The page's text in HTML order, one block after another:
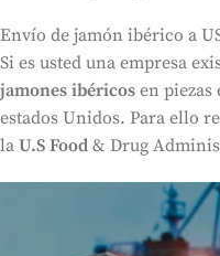
Envío de jamón ibérico a
Si es usted una empresa
jamones ibéricos en piezas
estados Unidos. Para ello
la U.S Food & Drug